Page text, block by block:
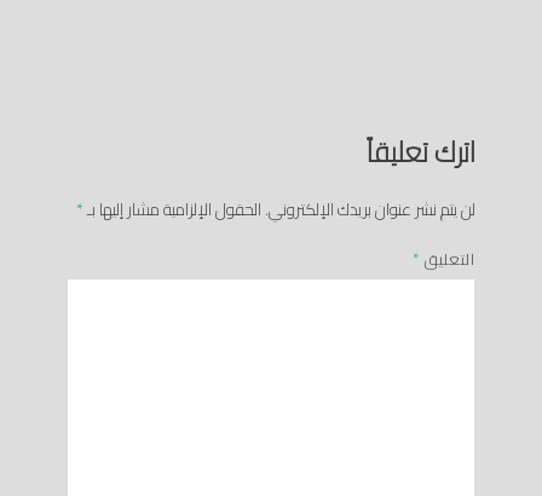
اترك تعليقاً
لن يتم نشر عنوان بريدك الإلكتروني.الحقول الإلزامية مشار إليها بـ*
التعليق *